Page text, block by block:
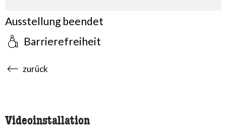
Ausstellung beendet
Barrierefreiheit
accessibility.sr-only.body-term
zurück
Videoinstallation